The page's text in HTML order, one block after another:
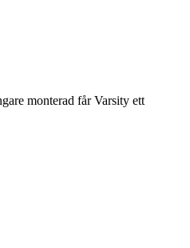
monterad får Varsity ett